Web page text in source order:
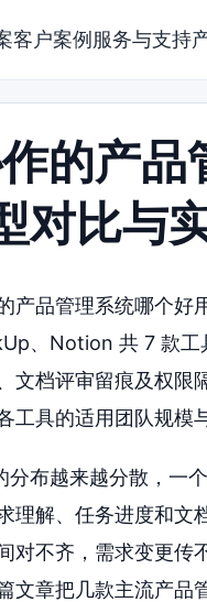
客户案例 服务与支持
的产品
对比与
产品管理系统哪个好
、Notion 共 7 款工
文档评审留痕及权
工具的适用团队规模
布越来越分散，一
理解、任务进度和文
对不齐，需求变更
文章把几款主流产品